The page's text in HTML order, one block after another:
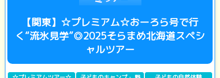
【関東】☆プレミアム☆おーろら号で行
く“流氷見学”◎2025そらまめ北海道スペシ
ャルツアー